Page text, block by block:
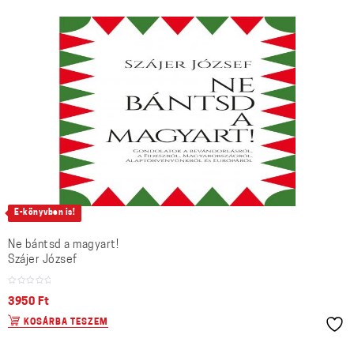
E-könyvben is!
Ne bántsd a magyart!
Szájer József
3950 Ft
KOSÁRBA TESZEM